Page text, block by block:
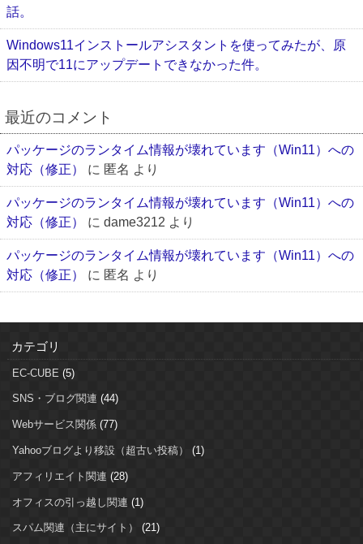
話。
Windows11インストールアシスタントを使ってみたが、原
因不明で11にアップデートできなかった件。
最近のコメント
パッケージのランタイム情報が壊れています（Win11）への
対応（修正）
に 匿名 より
パッケージのランタイム情報が壊れています（Win11）への
対応（修正）
に dame3212 より
パッケージのランタイム情報が壊れています（Win11）への
対応（修正）
に 匿名 より
カテゴリ
EC-CUBE (5)
SNS・ブログ関連 (44)
Webサービス関係 (77)
Yahooブログより移設（超古い投稿） (1)
アフィリエイト関連 (28)
オフィスの引っ越し関連 (1)
スパム関連（主にサイト） (21)